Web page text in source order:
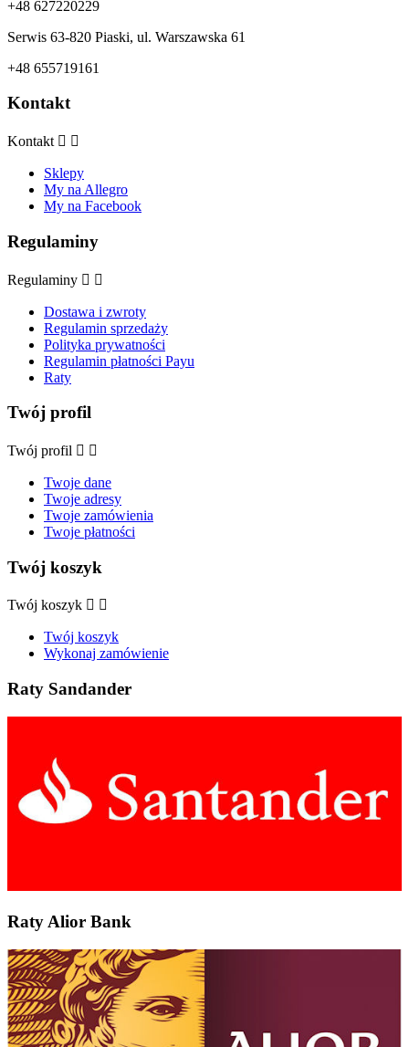
+48 627220229
Serwis 63-820 Piaski, ul. Warszawska 61
+48 655719161
Kontakt
Kontakt  
Sklepy
My na Allegro
My na Facebook
Regulaminy
Regulaminy  
Dostawa i zwroty
Regulamin sprzedaży
Polityka prywatności
Regulamin płatności Payu
Raty
Twój profil
Twój profil  
Twoje dane
Twoje adresy
Twoje zamówienia
Twoje płatności
Twój koszyk
Twój koszyk  
Twój koszyk
Wykonaj zamówienie
Raty Sandander
Raty Alior Bank